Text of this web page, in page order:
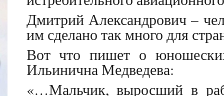
Дмитрий Александрович –
им сделано так много для
Вот что пишет о
Ильинична Медведева:
«…Мальчик, выросший в